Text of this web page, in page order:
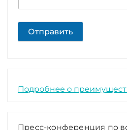
Отправить
Подробнее о
Пресс-конференция по